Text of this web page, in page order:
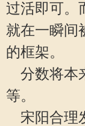
过活即可。
就在一瞬间
的框架。
分数将本
等。
宋阳合理